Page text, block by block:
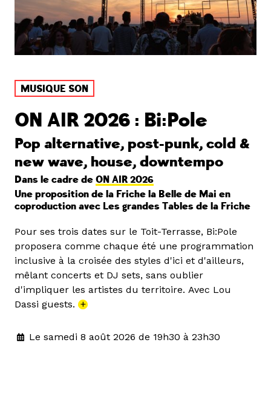
MUSIQUE SON
ON AIR 2026 : Bi:Pole
Pop alternative, post-punk, cold &
new wave, house, downtempo
Dans le cadre de ON AIR 2026
Une proposition de la Friche la Belle de Mai en
coproduction avec Les grandes Tables de la Friche
Pour ses trois dates sur le Toit-Terrasse, Bi:Pole
proposera comme chaque été une programmation
inclusive à la croisée des styles d'ici et d'ailleurs,
mêlant concerts et DJ sets, sans oublier
d'impliquer les artistes du territoire. Avec Lou
Dassi guests. +
Le samedi 8 août 2026 de 19h30 à 23h30